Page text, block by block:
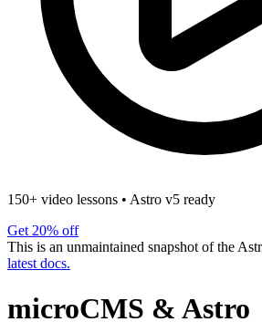
150+ video lessons • Astro v5 ready
Get 20% off
This is an unmaintained snapshot of the
latest docs.
microCMS & Astro